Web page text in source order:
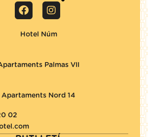
Hotel Núm
Palmas VII
Apartaments Nord 14
02